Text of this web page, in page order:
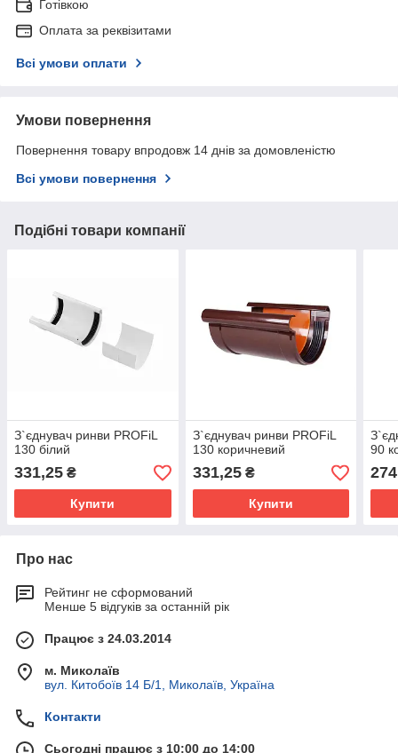
Готівкою
Оплата за реквізитами
Всі умови оплати
Умови повернення
Повернення товару впродовж 14 днів за домовленістю
Всі умови повернення
Подібні товари компанії
З`єднувач ринви PROFiL
130 білий
331,25 ₴
Купити
З`єднувач ринви PROFiL
130 коричневий
331,25₴
Купити
90
Про нас
Рейтинг не сформований
Менше 5 відгуків за останній рік
Працює з 24.03.2014
м. Миколаїв
вул. Китобоїв 14 Б/1, Миколаїв, Україна
Контакти
Сьогодні працює з 10:00 до 14:00